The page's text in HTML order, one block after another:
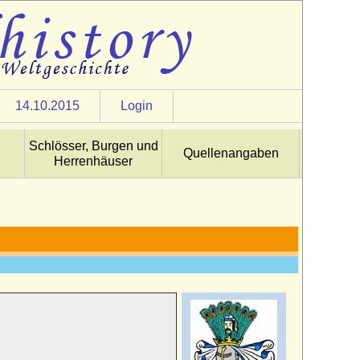
14.10.2015 Login
Schlösser, Burgen und
Herrenhäuser
Quellenangaben